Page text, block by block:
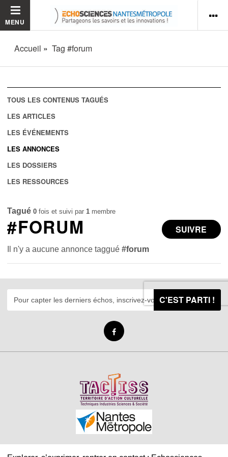
MENU
Accueil Tag #forum
TOUS LES CONTENUS TAGUÉS
LES ARTICLES
LES ÉVÉNEMENTS
LES ANNONCES
LES DOSSIERS
LES RESSOURCES
Tagué 0 fois et suivi par 1 membre
SUIVRE
#FORUM
Il n'y a aucune annonce taggué#forum
C'EST PARTI !